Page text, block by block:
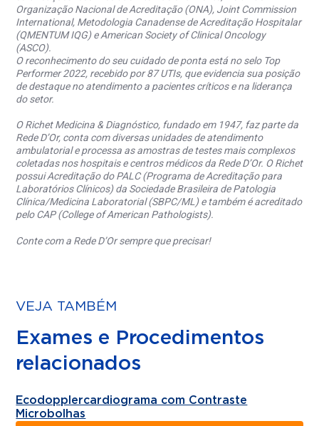
Organização Nacional de Acreditação (ONA), Joint Commission
International, Metodologia Canadense de Acreditação Hospitalar
(QMENTUM IQG) e American Society of Clinical Oncology
(ASCO).
O reconhecimento do seu cuidado de ponta está no selo Top
Performer 2022, recebido por 87 UTIs, que evidencia sua posição
de destaque no atendimento a pacientes críticos e na liderança
do setor.
O Richet Medicina & Diagnóstico, fundado em 1947, faz parte da
Rede D’Or, conta com diversas unidades de atendimento
ambulatorial e processa as amostras de testes mais complexos
coletadas nos hospitais e centros médicos da Rede D’Or. O Richet
possui Acreditação do PALC (Programa de Acreditação para
Laboratórios Clínicos) da Sociedade Brasileira de Patologia
Clínica/Medicina Laboratorial (SBPC/ML) e também é acreditado
pelo CAP (College of American Pathologists).
Conte com a Rede D’Or sempre que precisar!
VEJA TAMBÉM
Exames e Procedimentos
relacionados
Ecodopplercardiograma com Contraste
Microbolhas